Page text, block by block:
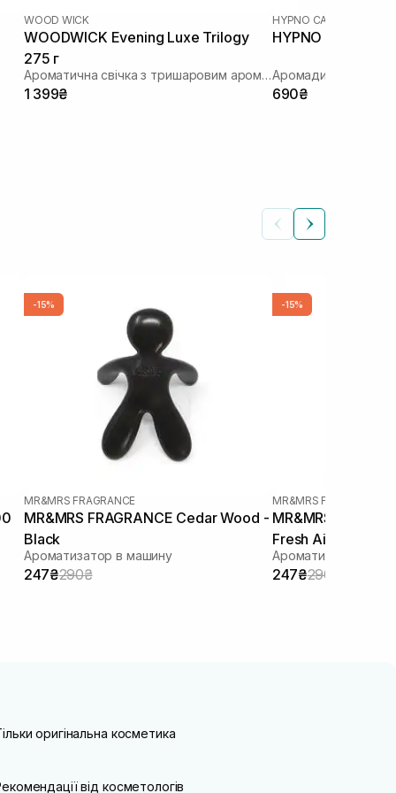
WOOD WICK
WOODWICK Evening Luxe Trilogy
275 г
Ароматична свічка з тришаровим ароматом
1 399₴
HYPNO CASA
HYPNO CASA
Аромадифузор
690₴
-15%
MR&MRS FRAGRANCE
MR&MRS FRAGRANCE Cedar Wood -
Black
Ароматизатор в машину
247₴290₴
-15%
MR&MRS FRAGRANCE
MR&MRS
Fresh Air - White
Ароматизатор в
247₴290₴
оригінальна косметика
від косметологів